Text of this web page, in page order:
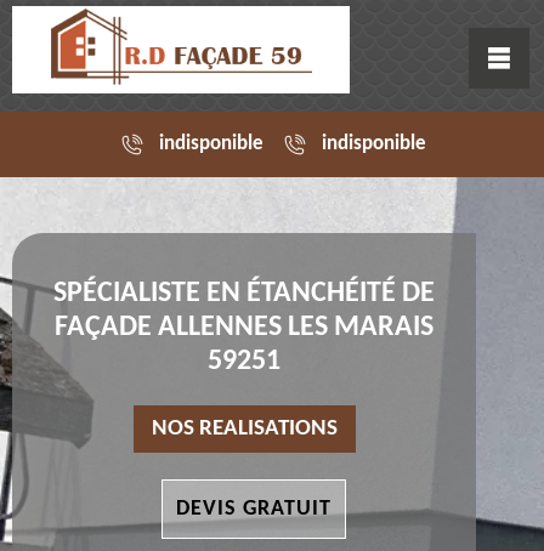
indisponible indisponible
SPÉCIALISTE EN ÉTANCHÉITÉ DE
FAÇADE ALLENNES LES MARAIS
59251
NOS REALISATIONS
DEVIS GRATUIT